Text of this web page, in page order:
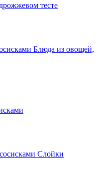
тесте
Блюда из овощей,
Слойки